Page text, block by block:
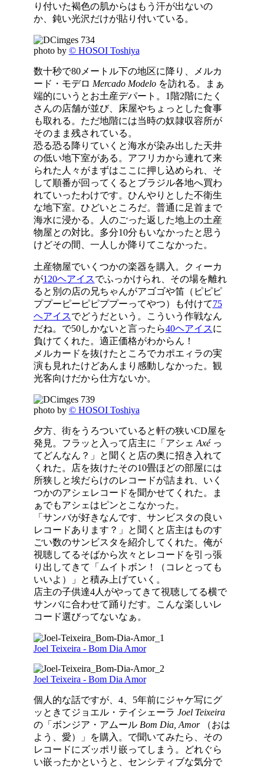
り付いた褐色の肌からはもう汗が出ないの
か、鈍い光沢だけが貼り付いている。
photo by © HOSOI Toshiya
数十秒で80メートル下の地区に降り、メルカ
ード・モデロ Mercado Modeloを訪れる。まぁ
端的にいうとお土産デパート。1階2階にたく
さんの店舗が並び、床屋やちょっとした食事
も取れる。ただ地階には当時の奴隷収容所が
そのまま残されている。
恐る恐る降りていくと海水が染み出した天井
の低い地下室がある。アフリカから連れて来
られた人々がまずはここに押し込められ、そ
して順番が回ってくるとブラジル各地へ買わ
れていったわけです。ひんやりとした不衛生
な地下室。ひどいところだ。普通に足首まで
海水に浸かる。人のごった返した地上の土産
物屋との対比。多分10分もいなかったと思う
けどその間、一人しか降りてこなかった。
土産物屋でいくつかの楽器を購入。クィーカ
が120ヘアイスでふっかけられ、その場を離れ
ると別の店の兄ちゃんがアゴゴや笛（ピピピ
ププーピーピピププーってやつ）も付けて75
ヘアイスでどうだという。こういう作戦なん
だね。で50しかないと言ったら40ヘアイスに
負けてくれた。適正価格がわからん！
メルカードを抜けたところでカポエィラの実
演も見れたけどあんまり感動しなかった。観
光客向けだから仕方ないか。
photo by © HOSOI Toshiya
夕方、街をうろついていると軒の狭いCD屋を
発見。フラッと入って店主に「アシェ Axéっ
てどんなん？」と聞くと店の奥に招き入れて
くれた。店を抜けたその10畳ほどの部屋には
所狭しと埃だらけのレコードが詰まれ、いく
つかのアシェレコードを聞かせてくれた。ま
ぁでもアシェはピンとこなかった。
「サンバが好きなんです、サンビスタの良い
レコードあります？」と聞くと店主はものす
ごい数のサンビスタを紹介してくれた。俺が
視聴してるそばから次々とレコードを引っ張
り出してきて「ムイトボン！（コレとっても
いいよ）」と積み上げていく。
店主の子供達4人がやってきて視聴してる横で
サンバに合わせて踊りだす。こんな楽しいレ
コード選びってないなぁ。
Joel Teixeira - Bom Dia Amor
Joel Teixeira - Bom Dia Amor
個人的な話ですが、4、5年前にジャケ写にグ
ッときてジョエル・テイシェーラ Joel Teixeira
の「ボンジア・アムール Bom Dia, Amor（おは
よう、愛）」を購入。で聞いてみたら、その
レコードにズッポリ嵌ってしまう。どれぐら
い嵌ったかというと、センシティブな気分で